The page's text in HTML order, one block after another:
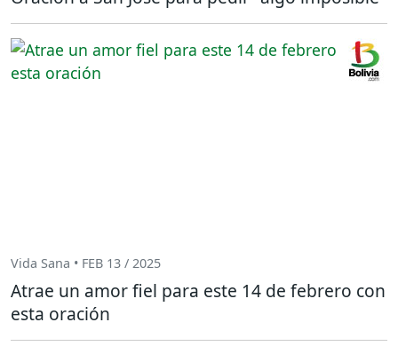
Vida Sana • FEB 13 / 2025
Atrae un amor fiel para este 14 de febrero con
esta oración